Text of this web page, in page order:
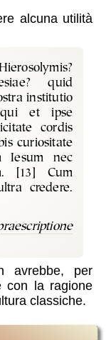
alcuna utilità
quid
institutio
et ipse
cordis
curiositate
Iesum nec
[13] Cum
credere.
avrebbe, per
con la ragione
classiche.